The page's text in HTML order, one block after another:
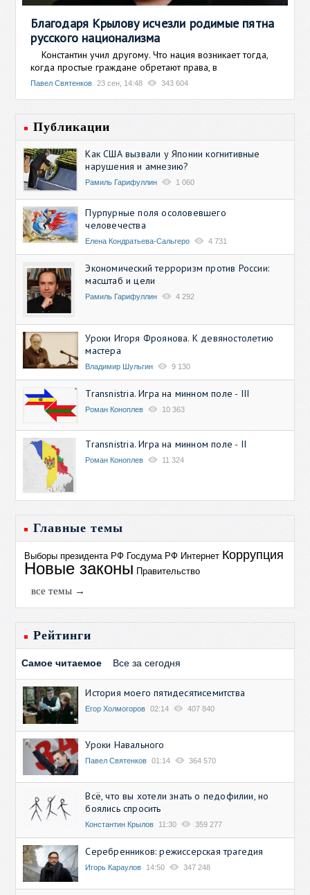
Благодаря Крылову исчезли родимые пятна
русского национализма
Константин учил другому. Что нация возникает тогда,
когда простые граждане обретают права, в
Павел Святенков 23 сен, 14:48 343 604
Публикации
Как США вызвали у Японии когнитивные
нарушения и амнезию?
Рамиль Гарифуллин 1 060
Пурпурные поля осоловевшего
человечества
Елена Кондратьева-Сальгеро 4 731
Экономический терроризм против России:
масштаб и цели
Рамиль Гарифуллин 4 292
Уроки Игоря Фроянова. К девяностолетию
мастера
Владимир Шульгин 9 130
Transnistria. Игра на минном поле - III
Роман Коноплев 10 363
Transnistria. Игра на минном поле - II
Роман Коноплев 11 324
Главные темы
Выборы президента РФ Госдума РФ Интернет Коррупция
Новые законы Правительство
все темы →
Рейтинги
Самое читаемое Все за сегодня
История моего пятидесятисемитства
Егор Холмогоров 02:14 407 840
Уроки Навального
Павел Святенков 01:14 364 570
Всё, что вы хотели знать о педофилии, но
боялись спросить
Константин Крылов 11:30 359 277
Серебренников: режиссерская трагедия
Игорь Караулов 14:50 347 248